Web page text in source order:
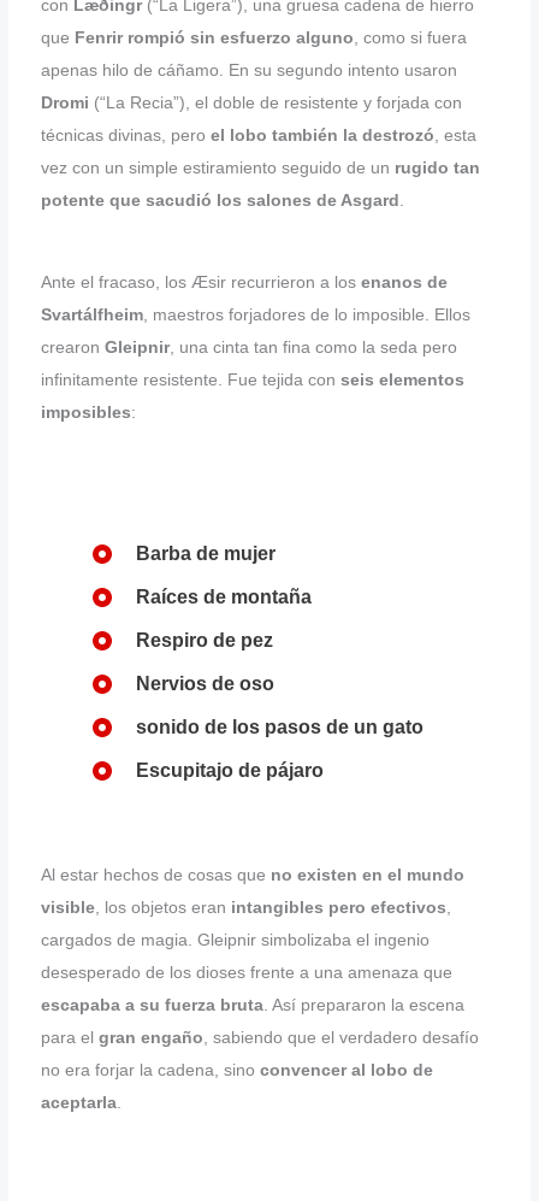
con Læðingr(“La Ligera”), una gruesa cadena de hierro
que Fenrir rompió sin esfuerzo alguno, como si fuera
apenas hilo de cáñamo. En su segundo intento usaron
Dromi (“La Recia”), el doble de resistente y forjada con
técnicas divinas, pero el lobo también la destrozó, esta
vez con un simple estiramiento seguido de un rugido tan
potente que sacudió los salones de Asgard .
Ante el fracaso, los Æsir recurrieron a los enanos de
Svartálfheim, maestros forjadores de lo imposible. Ellos
crearon Gleipnir, una cinta tan fina como la seda pero
infinitamente resistente. Fue tejida con seis elementos
imposibles:
Barba de mujer
Raíces de montaña
Respiro de pez
Nervios de oso
sonido de los pasos de un gato
Escupitajo de pájaro
Al estar hechos de cosas que no existen en el mundo
visible, los objetos eran intangibles pero efectivos,
cargados de magia. Gleipnir simbolizaba el ingenio
desesperado de los dioses frente a una amenaza que
escapaba a su fuerza bruta. Así prepararon la escena
para el gran engaño, sabiendo que el verdadero desafío
no era forjar la cadena, sino convencer al lobo de
aceptarla.